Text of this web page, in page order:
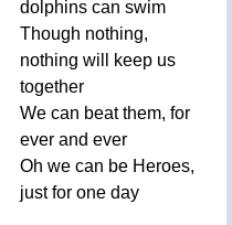
dolphins can swim
Though nothing,
nothing will keep us
together
We can beat them, for
ever and ever
Oh we can be Heroes,
just for one day